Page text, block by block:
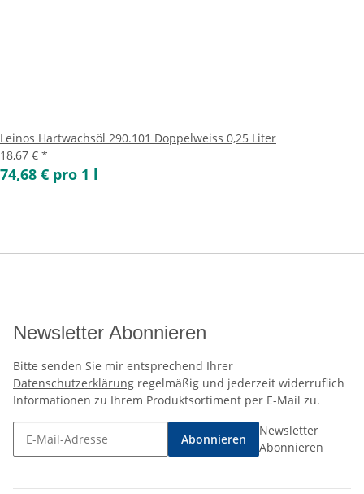
Leinos Hartwachsöl 290.101 Doppelweiss 0,25 Liter
18,67 € *
74,68 € pro 1 l
Newsletter Abonnieren
Bitte senden Sie mir entsprechend Ihrer
Datenschutzerklärung regelmäßig und jederzeit widerruflich
Informationen zu Ihrem Produktsortiment per E-Mail zu.
Abonnieren
Newsletter
Abonnieren